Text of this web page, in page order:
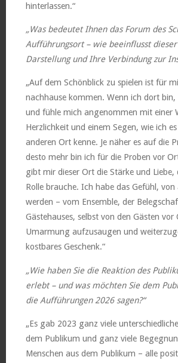
hinterlassen.“
„Was bedeutet Ihnen das Forum des
Aufführungsort – wie beeinflusst
Darstellung und Ihre Verbindung zur
„Auf dem Schönblick zu spielen ist für
nachhause kommen. Wenn ich dort bin,
und fühle mich angenommen mit einer
Herzlichkeit und einem Segen, wie ich
anderen Ort kenne. Je näher es auf die
desto mehr bin ich für die Proben vor
gibt mir dieser Ort die Stärke und Liebe,
Rolle brauche. Ich habe das Gefühl,
werden – vom Ensemble, der
Gästehauses, selbst von den Gästen vor
Umarmung aufzusaugen und
kostbares Geschenk.“
„Wie haben Sie die Reaktion des
erlebt – und was möchten Sie dem
die Aufführungen 2026 sagen?“
„Es gab 2023 ganz viele
dem Publikum und ganz viele
Menschen aus dem Publikum – alle